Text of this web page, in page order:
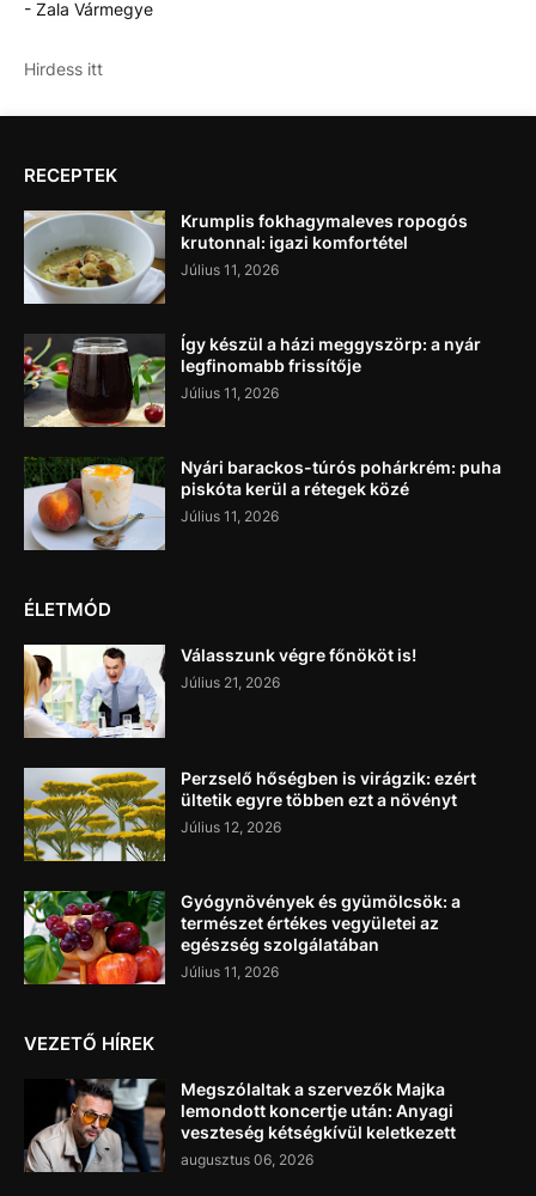
- Zala Vármegye
Hirdess itt
RECEPTEK
Krumplis fokhagymaleves ropogós
krutonnal: igazi komfortétel
Július 11, 2026
Így készül a házi meggyszörp: a nyár
legfinomabb frissítője
Július 11, 2026
Nyári barackos-túrós pohárkrém: puha
piskóta kerül a rétegek közé
Július 11, 2026
ÉLETMÓD
Válasszunk végre főnököt is!
Július 21, 2026
Perzselő hőségben is virágzik: ezért
ültetik egyre többen ezt a növényt
Július 12, 2026
Gyógynövények és gyümölcsök: a
természet értékes vegyületei az
egészség szolgálatában
Július 11, 2026
VEZETŐ HÍREK
Megszólaltak a szervezők Majka
lemondott koncertje után: Anyagi
veszteség kétségkívül keletkezett
augusztus 06, 2026